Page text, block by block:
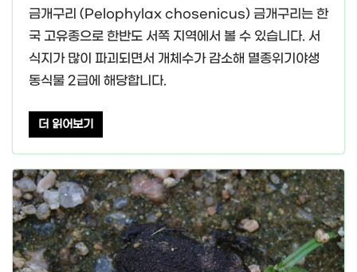
금개구리 (Pelophylax chosenicus) 금개구리는 한
국 고유종으로 한반도 서쪽 지역에서 볼 수 있습니다. 서
식지가 많이 파괴되면서 개체수가 감소해 멸종위기야생
동식물 2급에 해당합니다.
더 읽어보기